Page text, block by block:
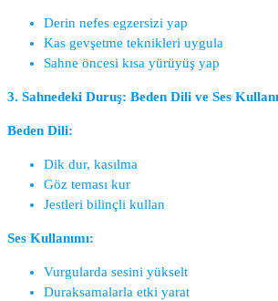
Derin nefes egzersizi yap
Kas gevşetme teknikleri uygula
Sahne öncesi kısa yürüyüş yap
3. Sahnedeki Duruş: Beden Dili ve Ses
Beden Dili:
Dik dur, kasılma
Göz teması kur
Jestleri bilinçli kullan
Ses Kullanımı:
Vurgularda sesini yükselt
Duraksamalarla etki yarat